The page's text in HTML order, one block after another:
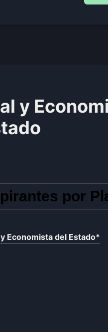
y
por
Economista del Estado*